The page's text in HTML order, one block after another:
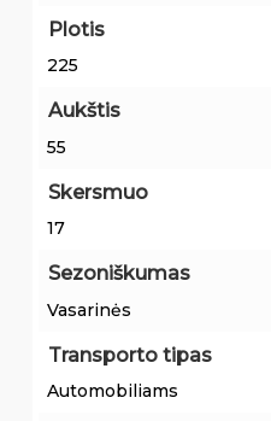
Plotis
225
Aukštis
55
Skersmuo
17
Sezoniškumas
Vasarinės
Transporto tipas
Automobiliams